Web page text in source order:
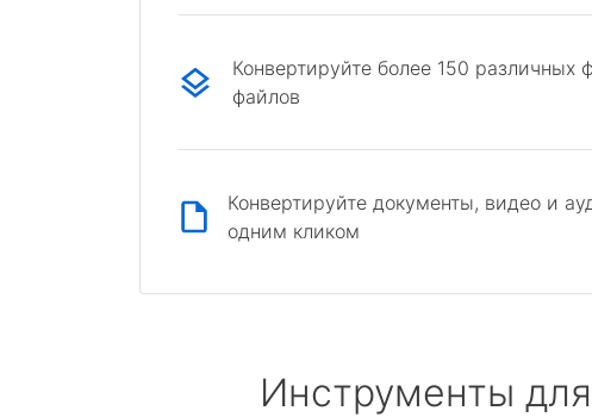
Конвертируйте более 150 различных
файлов
Конвертируйте документы, видео и
одним кликом
Инструменты